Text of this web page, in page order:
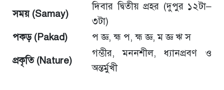
সময় (Samay)
দিবার দ্বিতীয় প্রহর (দুপুর ১২টা–
৩টা)
পকড় (Pakad)
প জ্ঞ, হ্ম প, হ্ম জ্ঞ, ম জ্ঞ ঋ স
প্রকৃতি (Nature)
গম্ভীর, মননশীল, ধ্যানপ্রবণ ও
অন্তর্মুখী